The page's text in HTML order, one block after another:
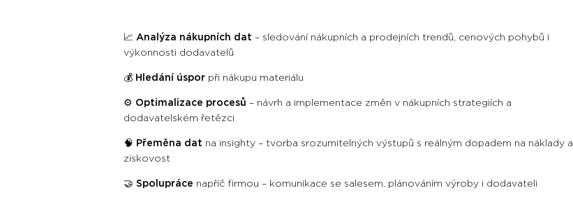
📈 Analýza nákupních dat – sledování nákupních a prodejních trendů, cenových pohybů i
výkonnosti dodavatelů
💰 Hledání úspor při nákupu materiálu
⚙️ Optimalizace procesů – návrh a implementace změn v nákupních strategiích a
dodavatelském řetězci
🧠 Přeměna dat na insighty – tvorba srozumitelných výstupů s reálným dopadem na náklady a
ziskovost
🤝 Spolupráce napříč firmou – komunikace se salesem, plánováním výroby i dodavateli